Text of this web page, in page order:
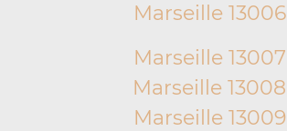
Marseille 13006
Marseille 13007
Marseille 13008
Marseille 13009